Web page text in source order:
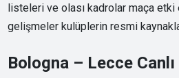
listeleri ve olası kadrolar maça
gelişmeler kulüplerin resmi
Bologna – Lecce